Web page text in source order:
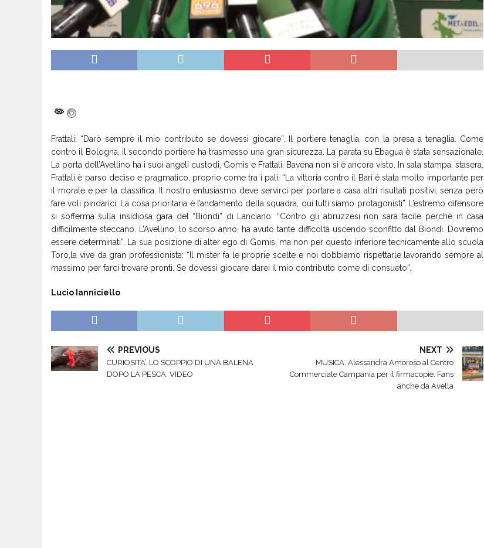
Frattali: “Darò sempre il mio contributo se dovessi giocare”. Il portiere tenaglia, con la presa a tenaglia. Come
contro il Bologna, il secondo portiere ha trasmesso una gran sicurezza. La parata su Ebagua è stata sensazionale.
La porta dell’Avellino ha i suoi angeli custodi, Gomis e Frattali, Bavena non si è ancora visto. In sala stampa, stasera,
Frattali è parso deciso e pragmatico, proprio come tra i pali: “La vittoria contro il Bari è stata molto importante per
il morale e per la classifica. Il nostro entusiasmo deve servirci per portare a casa altri risultati positivi, senza però
fare voli pindarici. La cosa prioritaria è l’andamento della squadra, qui tutti siamo protagonisti”. L’estremo difensore
si sofferma sulla insidiosa gara del “Biondi” di Lanciano: “Contro gli abruzzesi non sarà facile perchè in casa
difficilmente steccano. L’Avellino, lo scorso anno, ha avuto tante difficoltà uscendo sconfitto dal Biondi. Dovremo
essere determinati”. La sua posizione di alter ego di Gomis, ma non per questo inferiore tecnicamente allo scuola
Toro,la vive da gran professionista: “Il mister fa le proprie scelte e noi dobbiamo rispettarle lavorando sempre al
massimo per farci trovare pronti. Se dovessi giocare darei il mio contributo come di consueto”.
Lucio Ianniciello
PREVIOUS
CURIOSITA’. LO SCOPPIO DI UNA BALENA
DOPO LA PESCA. VIDEO
NEXT
MUSICA. Alessandra Amoroso al Centro
Commerciale Campania per il firmacopie. Fans
anche da Avella